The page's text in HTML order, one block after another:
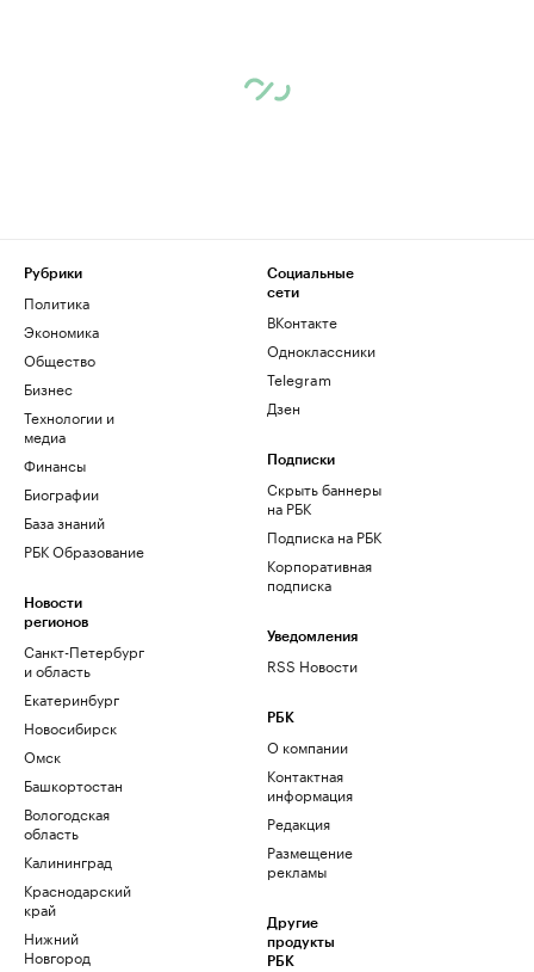
Рубрики
Политика
Экономика
Общество
Бизнес
Технологии и
медиа
Финансы
Биографии
База знаний
РБК Образование
Новости
регионов
Санкт-Петербург
и область
Екатеринбург
Новосибирск
Омск
Башкортостан
Вологодская
область
Калининград
Краснодарский
край
Нижний
Новгород
Социальные
сети
ВКонтакте
Одноклассники
Telegram
Дзен
Подписки
Скрыть баннеры
на РБК
Подписка на РБК
Корпоративная
подписка
Уведомления
RSS Новости
РБК
О компании
Контактная
информация
Редакция
Размещение
рекламы
Другие
продукты
РБК